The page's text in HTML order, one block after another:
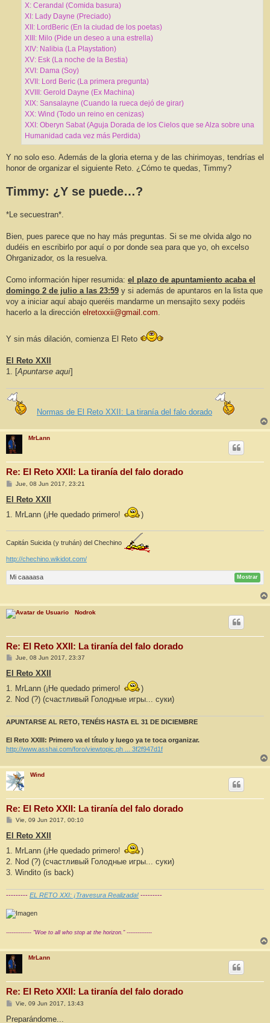
X: Cerandal (Comida basura)
XI: Lady Dayne (Preciado)
XII: LordBeric (En la ciudad de los poetas)
XIII: Milo (Pide un deseo a una estrella)
XIV: Nalibia (La Playstation)
XV: Esk (La noche de la Bestia)
XVI: Dama (Soy)
XVII: Lord Beric (La primera pregunta)
XVIII: Gerold Dayne (Ex Machina)
XIX: Sansalayne (Cuando la rueca dejó de girar)
XX: Wind (Todo un reino en cenizas)
XXI: Oberyn Sabat (Aguja Dorada de los Cielos que se Alza sobre una
Humanidad cada vez más Perdida)
Y no solo eso. Además de la gloria eterna y de las chirimoyas, tendrías el
honor de organizar el siguiente Reto. ¿Cómo te quedas, Timmy?
Timmy: ¿Y se puede…?
*Le secuestran*.
Bien, pues parece que no hay más preguntas. Si se me olvida algo no
dudéis en escribirlo por aquí o por donde sea para que yo, oh excelso
Ohrganizador, os la resuelva.
Como información hiper resumida: el plazo de apuntamiento acaba el
domingo 2 de julio a las 23:59 y si además de apuntaros en la lista que
voy a iniciar aquí abajo queréis mandarme un mensajito sexy podéis
hacerlo a la dirección elretoxxii@gmail.com.
Y sin más dilación, comienza El Reto
El Reto XXII
1. [Apuntarse aquí]
Normas de El Reto XXII: La tiranía del falo dorado
MrLann
Re: El Reto XXII: La tiranía del falo dorado
M
n
s
a
Jue, 08 Jun 2017, 23:21
El Reto XXII
1. MrLann (¡He quedado primero!
)
Capitán Suicida (y truhán) del Chechino
http://chechino.wikidot.com/
Mi caaaasa Mostrar
Nodrok
Re: El Reto XXII: La tiranía del falo dorado
M
n
s
a
e
Jue, 08 Jun 2017, 23:37
El Reto XXII
1. MrLann (¡He quedado primero!
)
2. Nod (?) (счастливый Голодные игры... суки)
APUNTARSE AL RETO, TENÉIS HASTA EL 31 DE DICIEMBRE
El Reto XXIII: Primero va el título y luego ya te toca organizar.
http://www.asshai.com/foro/viewtopic.ph ... 3f2f947d1f
Wind
Re: El Reto XXII: La tiranía del falo dorado
M
n
s
a
e
Vie, 09 Jun 2017, 00:10
El Reto XXII
1. MrLann (¡He quedado primero!
)
2. Nod (?) (счастливый Голодные игры... суки)
3. Windito (is back)
--------- EL RETO XXI: ¡Travesura Realizada! ---------
-------------- "Woe to all who stop at the horizon." --------------
MrLann
Re: El Reto XXII: La tiranía del falo dorado
M
n
Vie, 09 Jun 2017, 13:43
Preparándome...